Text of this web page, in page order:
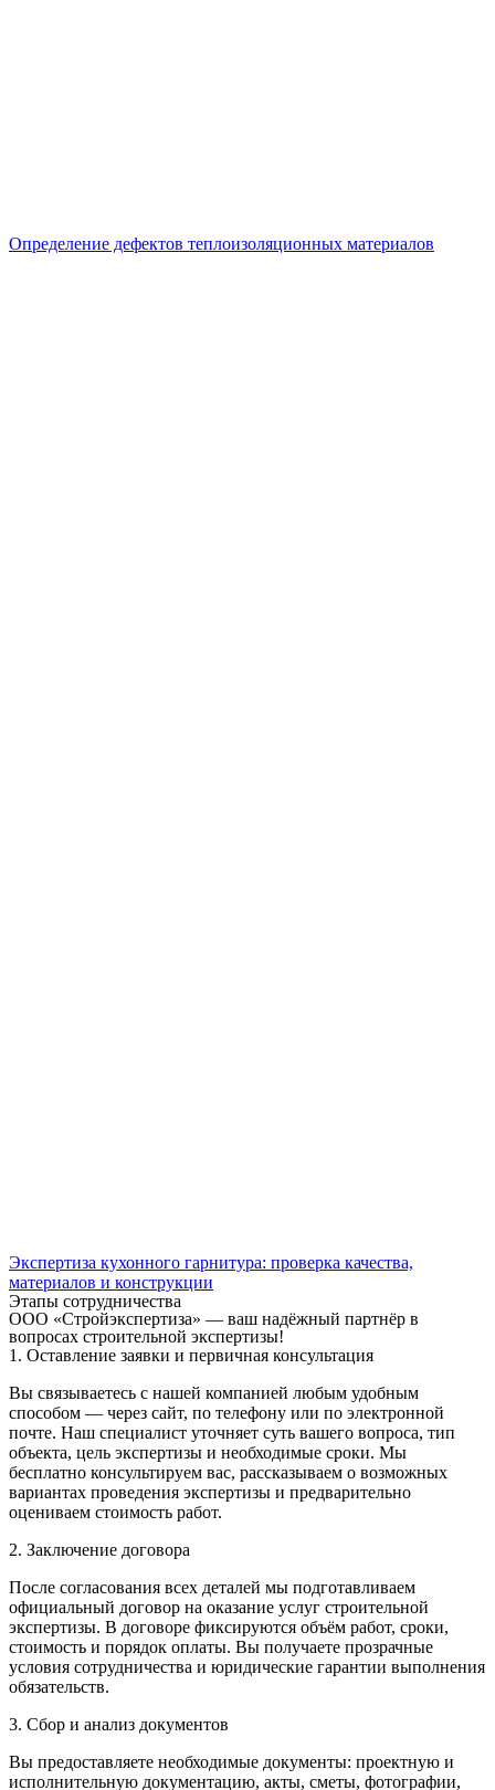
Определение дефектов теплоизоляционных материалов
Экспертиза кухонного гарнитура: проверка качества,
материалов и конструкции
Этапы сотрудничества
ООО «Стройэкспертиза» — ваш надёжный партнёр в
вопросах строительной экспертизы!
1. Оставление заявки и первичная консультация
Вы связываетесь с нашей компанией любым удобным
способом — через сайт, по телефону или по электронной
почте. Наш специалист уточняет суть вашего вопроса, тип
объекта, цель экспертизы и необходимые сроки. Мы
бесплатно консультируем вас, рассказываем о возможных
вариантах проведения экспертизы и предварительно
оцениваем стоимость работ.
2. Заключение договора
После согласования всех деталей мы подготавливаем
официальный договор на оказание услуг строительной
экспертизы. В договоре фиксируются объём работ, сроки,
стоимость и порядок оплаты. Вы получаете прозрачные
условия сотрудничества и юридические гарантии выполнения
обязательств.
3. Сбор и анализ документов
Вы предоставляете необходимые документы: проектную и
исполнительную документацию, акты, сметы, фотографии,